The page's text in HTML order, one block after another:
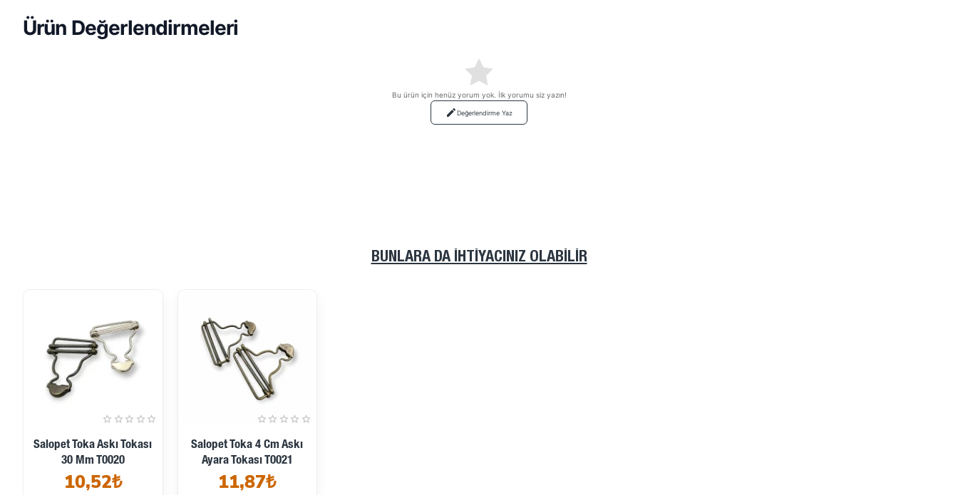
Ürün Değerlendirmeleri
Bu ürün için henüz yorum yok. İlk yorumu siz yazın!
Değerlendirme Yaz
BUNLARA DA İHTIYACINIZ OLABILIR
Salopet Toka Askı Tokası
30 Mm T0020
10,52₺
Salopet Toka 4 Cm Askı
Ayara Tokası T0021
11,87₺